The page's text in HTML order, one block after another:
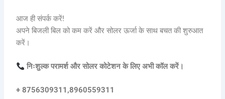
आज ही संपर्क करें!
अपने बिजली बिल को कम करें और सोलर ऊर्जा के साथ बचत की शुरुआत
करें।
निःशुल्क परामर्श और सोलर कोटेशन के लिए अभी कॉल करें।
+ 8756309311,8960559311